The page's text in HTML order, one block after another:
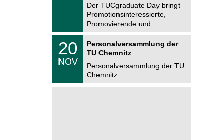
ü
r
s
2
6
Der TUCgraduate Day bringt
Promotionsinteressierte,
Promovierende und …
n
2
0
.
1
2
20
NOV
Personalversammlung der
TU Chemnitz
Personalversammlung der TU
Chemnitz